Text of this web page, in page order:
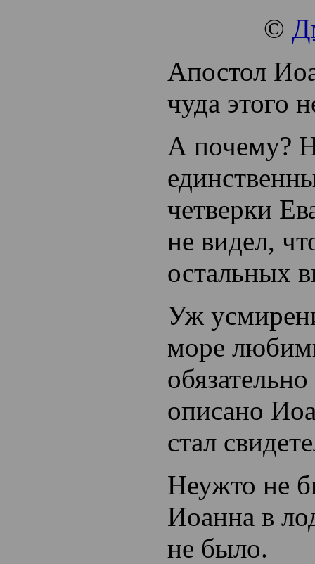
©
Апостол
чуда этого
А почему?
четверки
не видел,
остальных
Уж
море
описано
стал
Неужто не
Иоанна в
не было.